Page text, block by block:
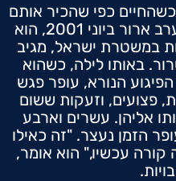
כפי שהכיר אותם
השתנו ללא הכר. עד אותו ערב ארור ביוני 2001, הוא
במשטרת ישראל, מגיב
באותו לילה, כשהוא
הנורא, עופר פגש
פצועים, וזעקות ששום
אליהן. עשרים וארבע
הזמן נעצר. "זה כאילו
קורה עכשיו," הוא אומר,